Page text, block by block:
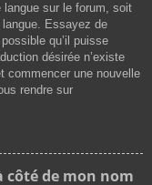
langue sur le forum, soit
langue. Essayez de
qu’il puisse
désirée n’existe
commencer une nouvelle
rendre sur
côté de mon nom